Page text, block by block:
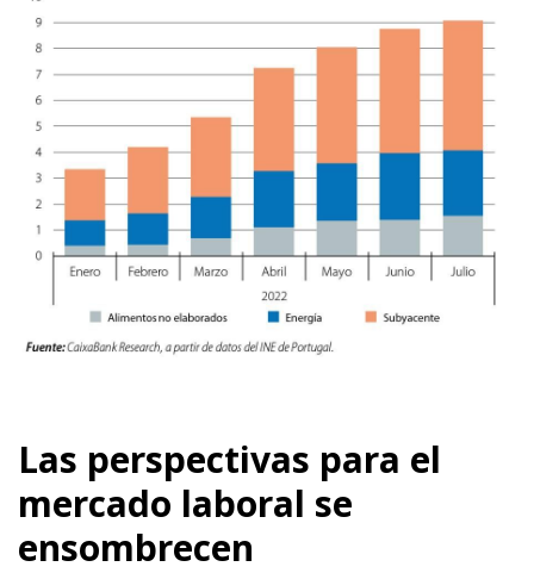
Las perspectivas para el
mercado laboral se
ensombrecen